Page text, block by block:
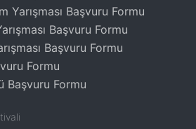
Yarışması Başvuru Formu
Başvuru Formu
Başvuru Formu
Formu
Başvuru Formu